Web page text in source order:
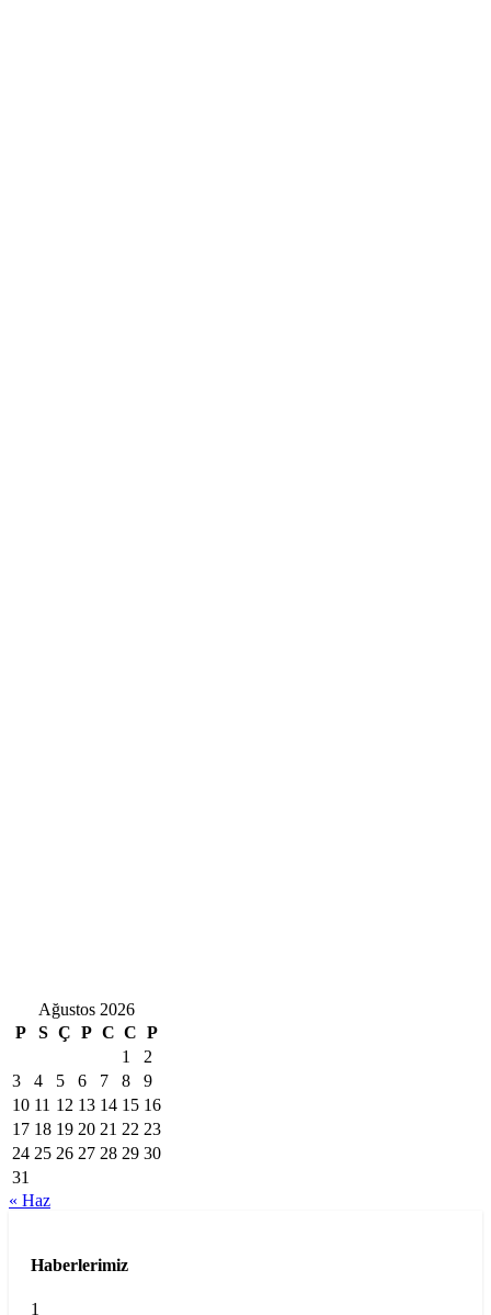
Ağustos 2026
P
S Ç P C C P
1
2
3
4 5 6 7 8
9
10 11 12 13 14 15 16
17 18 19 20 21 22 23
24 25 26 27 28 29 30
31
« Haz
Haberlerimiz
1